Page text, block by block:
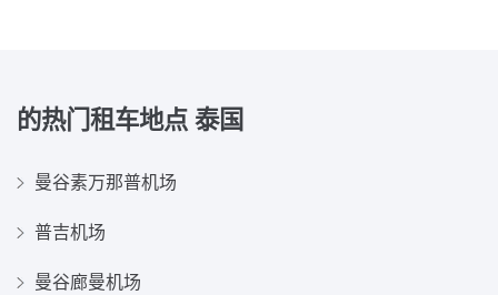
的热门租车地点 泰国
曼谷素万那普机场
普吉机场
曼谷廊曼机场